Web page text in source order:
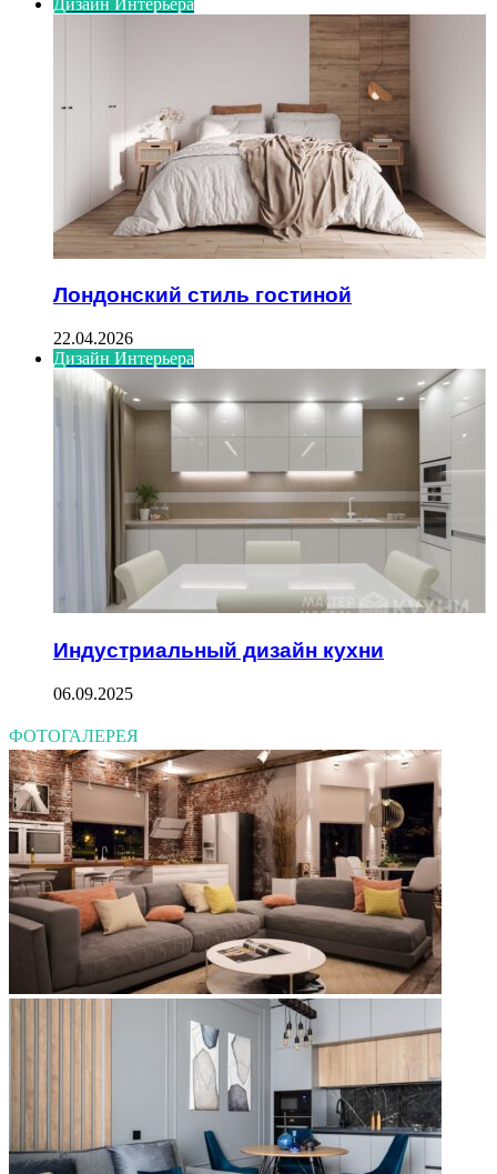
Лондонский стиль гостиной
22.04.2026
Дизайн Интерьера
Индустриальный дизайн кухни
06.09.2025
ФОТОГАЛЕРЕЯ